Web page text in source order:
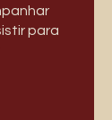
para